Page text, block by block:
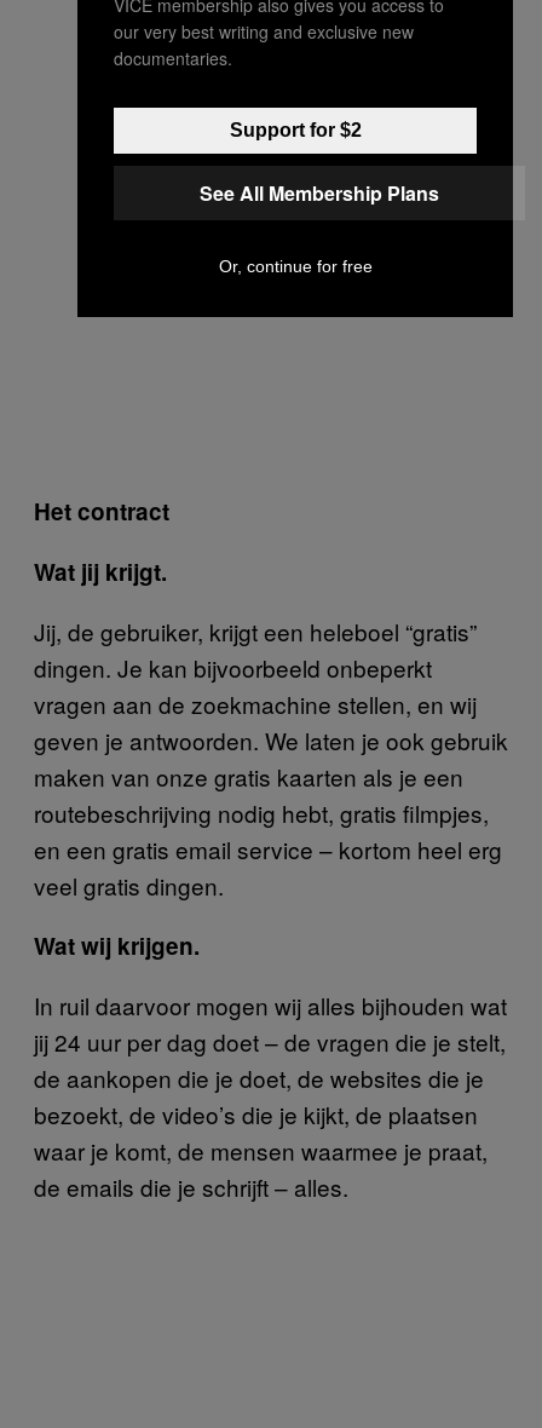
Het contract
Wat jij krijgt.
Jij, de gebruiker, krijgt een heleboel “gratis”
dingen. Je kan bijvoorbeeld onbeperkt
vragen aan de zoekmachine stellen, en wij
geven je antwoorden. We laten je ook gebruik
maken van onze gratis kaarten als je een
routebeschrijving nodig hebt, gratis filmpjes,
en een gratis email service – kortom heel erg
veel gratis dingen.
Wat wij krijgen.
In ruil daarvoor mogen wij alles bijhouden wat
jij 24 uur per dag doet – de vragen die je stelt,
de aankopen die je doet, de websites die je
bezoekt, de video’s die je kijkt, de plaatsen
waar je komt, de mensen waarmee je praat,
de emails die je schrijft – alles.
our very best writing and exclusive new
documentaries.
Support for $2
See All Membership Plans
Or, continue for free